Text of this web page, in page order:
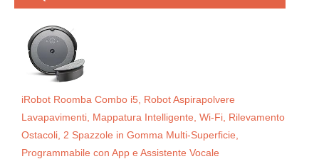
iRobot Roomba Combo i5, Robot Aspirapolvere
Lavapavimenti, Mappatura Intelligente, Wi-Fi, Rilevamento
Ostacoli, 2 Spazzole in Gomma Multi-Superficie,
Programmabile con App e Assistente Vocale